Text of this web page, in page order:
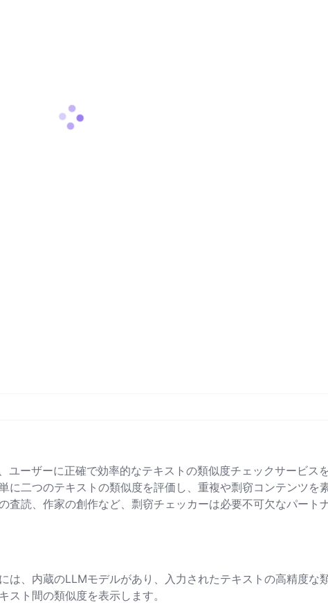
ユーザーに正確で効率的なテキストの類似度チェックサービス
に二つのテキストの類似度を評価し、重複や剽窃コンテンツを
査読、作家の創作など、剽窃チェッカーは必要不可欠なパート
は、内蔵のLLMモデルがあり、入力されたテキストの高精度な
スト間の類似度を表示します。